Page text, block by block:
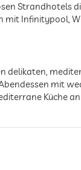
Strandhotels
mit Infinitypool,
delikaten,
mit
Küche